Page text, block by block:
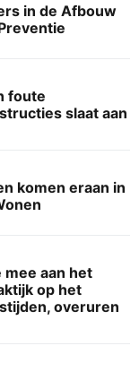
in de Afbouw
foute
slaat aan
komen eraan in
aan het
op het
overuren